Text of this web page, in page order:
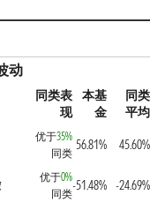
动
同类表
现
本基
金
同类
平均
优于35%
同类
56.81% 45.60%
优于0%
同类
-51.48% -24.69%